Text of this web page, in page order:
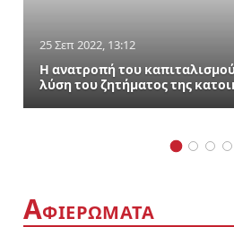
25 Σεπ 2022, 13:12
Η ανατροπή του
λύση του ζητήματος της
ΑΦΙΕΡΩΜΑΤΑ